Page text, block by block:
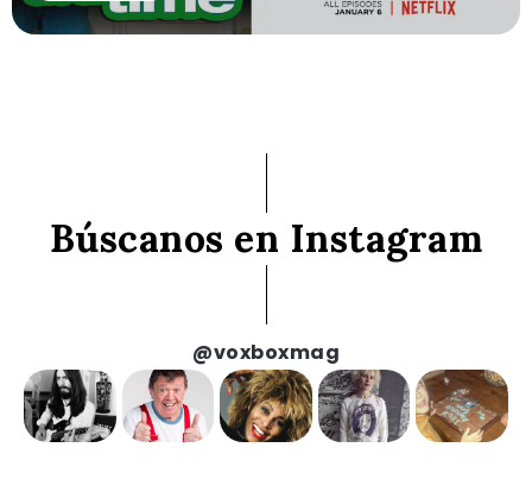
Búscanos en Instagram
@voxboxmag